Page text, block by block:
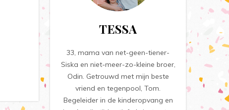
TESSA
33, mama van net-geen-tiener-
Siska en niet-meer-zo-kleine broer,
Odin. Getrouwd met mijn beste
vriend en tegenpool, Tom.
Begeleider in de kinderopvang en